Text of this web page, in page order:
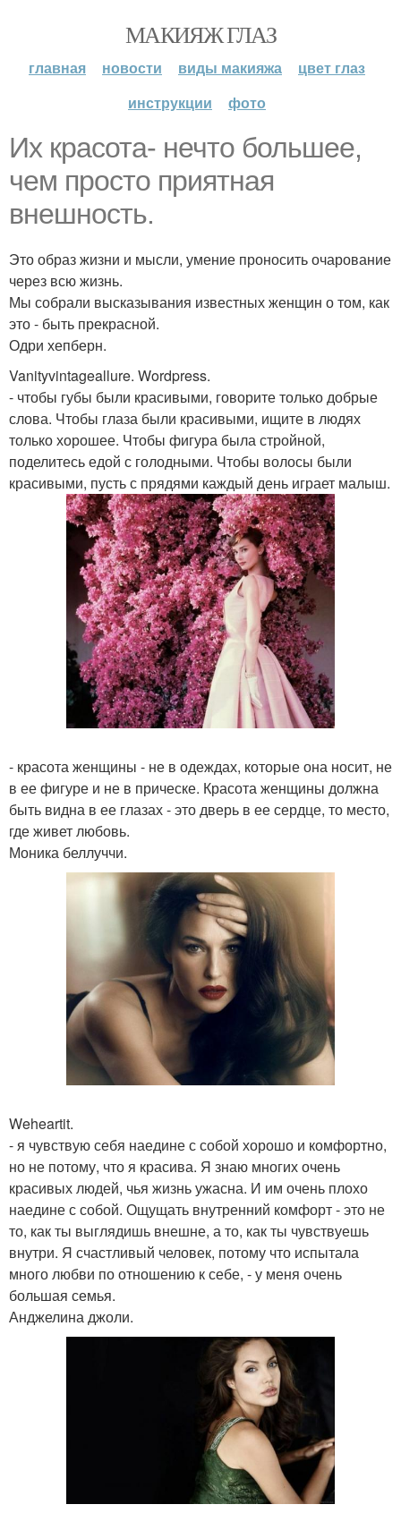
МАКИЯЖ ГЛАЗ
главная новости виды макияжа
цвет глаз
инструкции
фото
Их красота- нечто большее,
чем просто приятная
внешность.
Это образ жизни и мысли, умение проносить очарование
через всю жизнь.
Мы собрали высказывания известных женщин о том, как
это - быть прекрасной.
Одри хепберн.
Vanityvintageallure. Wordpress.
- чтобы губы были красивыми, говорите только добрые
слова. Чтобы глаза были красивыми, ищите в людях
только хорошее. Чтобы фигура была стройной,
поделитесь едой с голодными. Чтобы волосы были
красивыми, пусть с прядями каждый день играет малыш.
- красота женщины - не в одеждах, которые она носит, не
в ее фигуре и не в прическе. Красота женщины должна
быть видна в ее глазах - это дверь в ее сердце, то место,
где живет любовь.
Моника беллуччи.
Weheartit.
- я чувствую себя наедине с собой хорошо и комфортно,
но не потому, что я красива. Я знаю многих очень
красивых людей, чья жизнь ужасна. И им очень плохо
наедине с собой. Ощущать внутренний комфорт - это не
то, как ты выглядишь внешне, а то, как ты чувствуешь
внутри. Я счастливый человек, потому что испытала
много любви по отношению к себе, - у меня очень
большая семья.
Анджелина джоли.